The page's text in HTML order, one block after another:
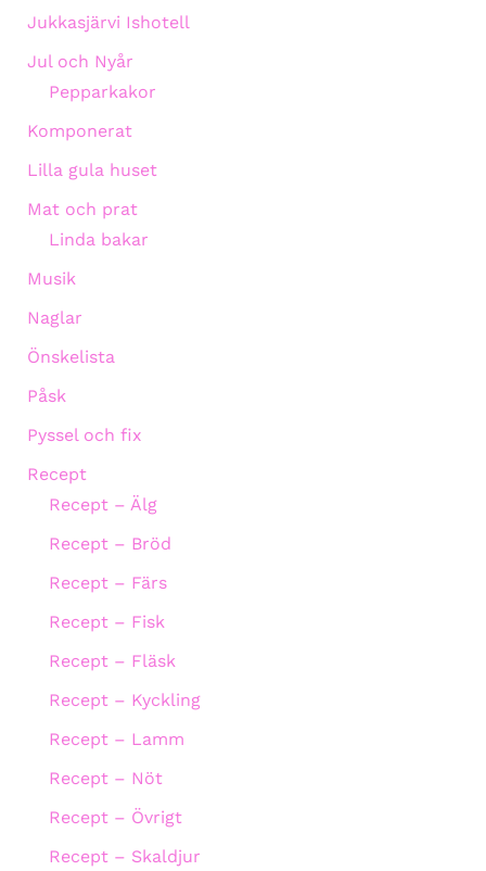
Jukkasjärvi Ishotell
Jul och Nyår
Pepparkakor
Komponerat
Lilla gula huset
Mat och prat
Linda bakar
Musik
Naglar
Önskelista
Påsk
Pyssel och fix
Recept
Recept – Älg
Recept – Bröd
Recept – Färs
Recept – Fisk
Recept – Fläsk
Recept – Kyckling
Recept – Lamm
Recept – Nöt
Recept – Övrigt
Recept – Skaldjur